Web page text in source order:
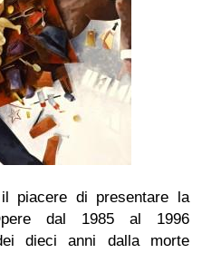
piacere di presentare la
dal 1985 al 1996
dieci anni dalla morte